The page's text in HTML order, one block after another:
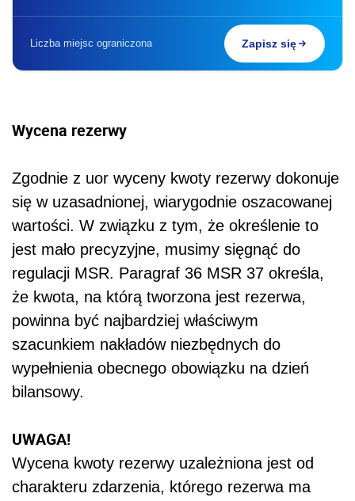
Liczba miejsc ograniczona Zapisz się
Wycena rezerwy
Zgodnie z uor wyceny kwoty rezerwy dokonuje
się w uzasadnionej, wiarygodnie oszacowanej
wartości. W związku z tym, że określenie to
jest mało precyzyjne, musimy sięgnąć do
regulacji MSR. Paragraf 36 MSR 37 określa,
że kwota, na którą tworzona jest rezerwa,
powinna być najbardziej właściwym
szacunkiem nakładów niezbędnych do
wypełnienia obecnego obowiązku na dzień
bilansowy.
UWAGA!
Wycena kwoty rezerwy uzależniona jest od
charakteru zdarzenia, którego rezerwa ma